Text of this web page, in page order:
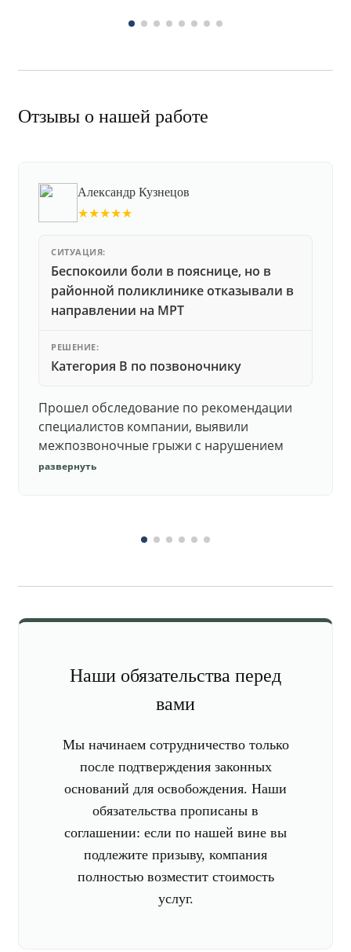
Отзывы о нашей работе
Александр Кузнецов
★★★★★
СИТУАЦИЯ:
Беспокоили боли в пояснице, но в
районной поликлинике отказывали в
направлении на МРТ
РЕШЕНИЕ:
Категория В по позвоночнику
Прошел обследование по рекомендации
специалистов компании, выявили
межпозвоночные грыжи с нарушением
функций. Юристы подготовили документы,
развернуть
Наши обязательства перед
вами
Мы начинаем сотрудничество только
после подтверждения законных
оснований для освобождения. Наши
обязательства прописаны в
соглашении: если по нашей вине вы
подлежите призыву, компания
полностью возместит стоимость
услуг.